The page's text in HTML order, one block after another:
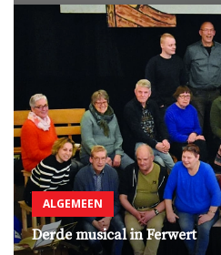
ALGEMEEN
Derde musical in Ferwert